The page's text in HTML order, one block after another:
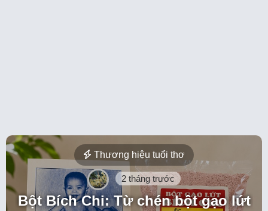
Thương hiệu tuổi thơ
2 tháng trước
Bột Bích Chi: Từ chén bột gạo lứt